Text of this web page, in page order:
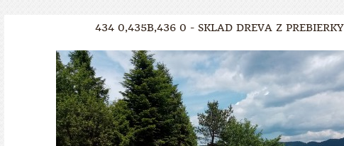
434 0,435B,436 0 - SKLAD DREVA Z PREBIERKY